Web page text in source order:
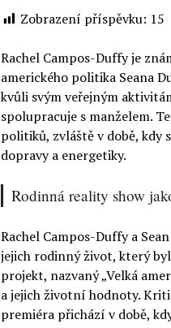
Zobrazení příspěvku: 15
Rachel Campos-Duffy je
amerického politika Seana
kvůli svým veřejným
spolupracuje s manželem.
politiků, zvláště v době, kdy
dopravy a energetiky.
Rodinná reality show
Rachel Campos-Duffy a
jejich rodinný život, který
projekt, nazvaný „Velká
a jejich životní hodnoty.
premiéra přichází v době,